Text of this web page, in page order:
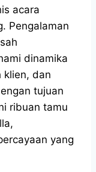
acara
Pengalaman
dinamika
klien, dan
tujuan
ribuan tamu
yang